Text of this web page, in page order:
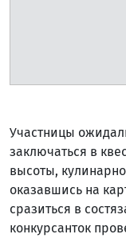
Участницы
заключаться в
высоты,
оказавшись на
сразиться в
конкурсанток